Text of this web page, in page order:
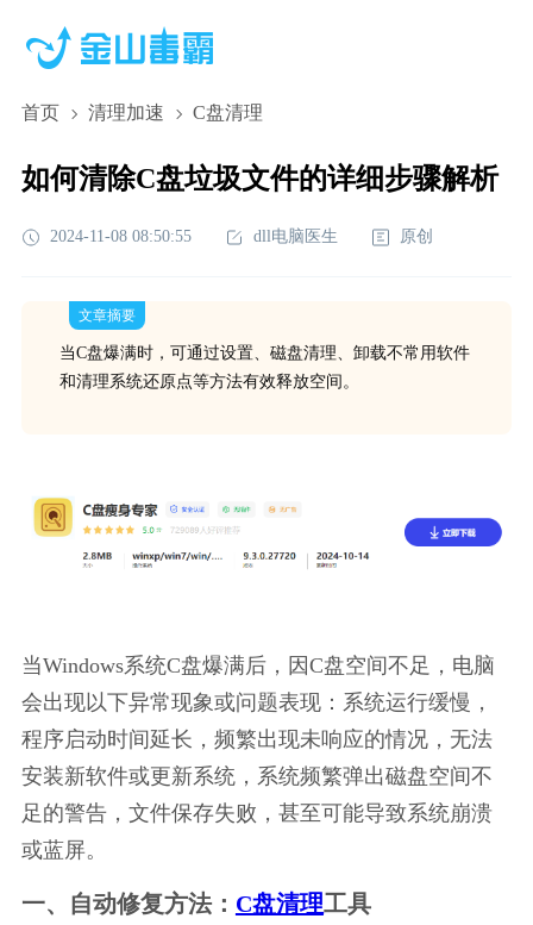
首页 清理加速 C盘清理
如何清除C盘垃圾文件的详细步骤解析
2024-11-08 08:50:55 dll电脑医生 原创
文章摘要
当C盘爆满时，可通过设置、磁盘清理、卸载不常用软件
和清理系统还原点等方法有效释放空间。
当Windows系统C盘爆满后，因C盘空间不足，电脑
会出现以下异常现象或问题表现：系统运行缓慢，
程序启动时间延长，频繁出现未响应的情况，无法
安装新软件或更新系统，系统频繁弹出磁盘空间不
足的警告，文件保存失败，甚至可能导致系统崩溃
或蓝屏。
一、自动修复方法： C盘清理工具